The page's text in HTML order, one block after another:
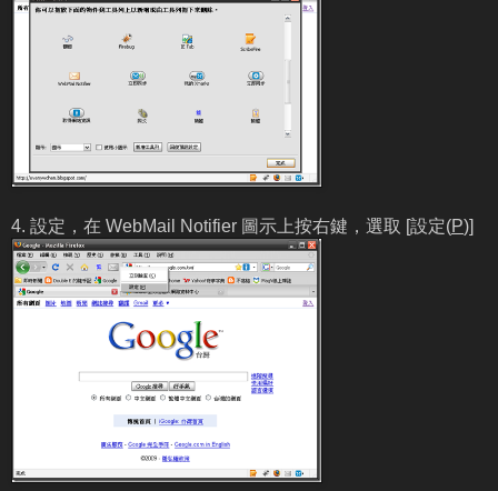
4. 設定，在 WebMail Notifier 圖示上按右鍵，選取 [設定(P)]